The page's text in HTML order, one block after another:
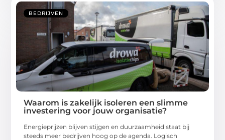
BEDRIJVEN
Waarom is zakelijk isoleren een slimme
investering voor jouw organisatie?
Energieprijzen blijven stijgen en duurzaamheid staat bij
steeds meer bedrijven hoog op de agenda. Logisch